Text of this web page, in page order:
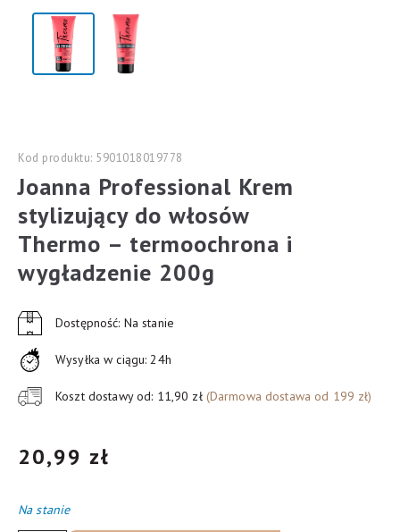
Kod produktu: 5901018019778
Joanna Professional Krem
stylizujący do włosów
Thermo – termoochrona i
wygładzenie 200g
Dostępność: Na stanie
Wysyłka w ciągu: 24h
Koszt dostawy od: 11,90 zł (Darmowa dostawa od 199 zł)
20,99 zł
Na stanie